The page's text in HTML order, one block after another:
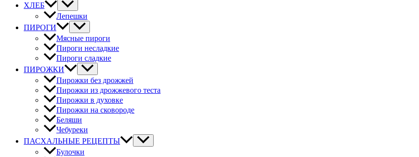
ХЛЕБ
Лепешки
ПИРОГИ
Мясные пироги
Пироги несладкие
Пироги сладкие
ПИРОЖКИ
Пирожки без дрожжей
Пирожки из дрожжевого теста
Пирожки в духовке
Пирожки на сковороде
Беляши
Чебуреки
ПАСХАЛЬНЫЕ РЕЦЕПТЫ
Булочки